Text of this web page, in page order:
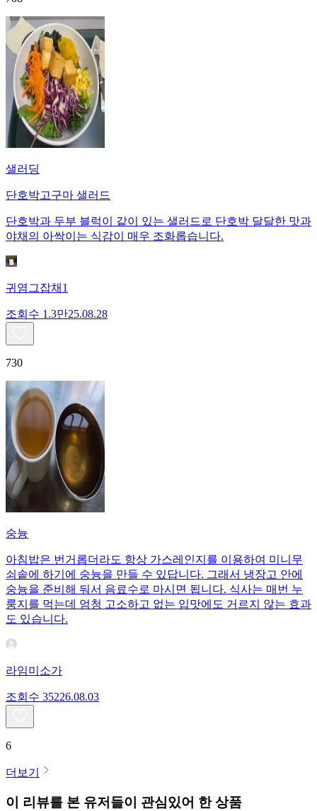
샐러딩
단호박고구마 샐러드
단호박과 두부 블럭이 같이 있는 샐러드로 단호박 달달한 맛과
야채의 아싹이는 식감이 매우 조화롭습니다.
귀염그잡채1
조회수 1.3만25.08.28
730
숭늉
아침밥은 번거롭더라도 항상 가스레인지를 이용하여 미니무
쇠솥에 하기에 숭늉을 만들 수 있답니다. 그래서 냉장고 안에
숭늉을 준비해 둬서 음료수로 마시면 됩니다. 식사는 매번 누
룽지를 먹는데 엄청 고소하고 없는 입맛에도 거르지 않는 효과
도 있습니다.
라임미소가
조회수 35226.08.03
6
더보기
이 리뷰를 본 유저들이 관심있어 한 상품